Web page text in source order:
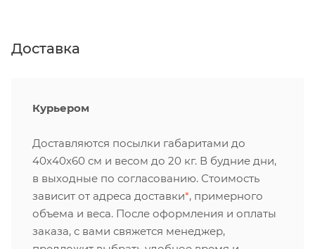
Доставка
Курьером
Доставляются посылки габаритами до
40х40х60 см и весом до 20 кг. В будние дни,
в выходные по согласованию. Стоимость
зависит от адреса доставки*, примерного
объема и веса. После оформления и оплаты
заказа, с вами свяжется менеджер,